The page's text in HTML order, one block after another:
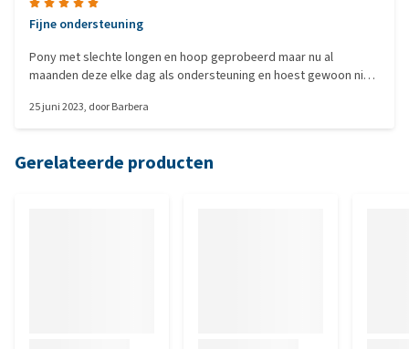
Fijne ondersteuning
Pony met slechte longen en hoop geprobeerd maar nu al
maanden deze elke dag als ondersteuning en hoest gewoon niet
bij ons op stal. Erg blij mee!
25 juni 2023, doorBarbera
Gerelateerde producten